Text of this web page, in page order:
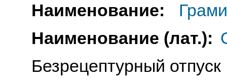
Наименование:
Наименование (лат.):
Безрецептурный отпуск